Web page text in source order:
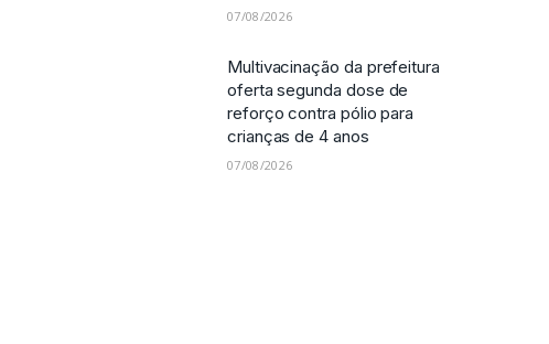
07/08/2026
Multivacinação da prefeitura
oferta segunda dose de
reforço contra pólio para
crianças de 4 anos
07/08/2026